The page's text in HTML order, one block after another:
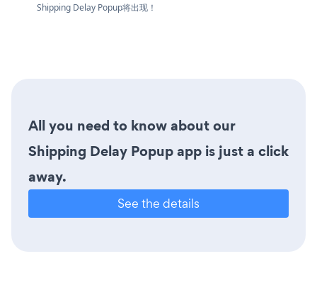
Shipping Delay Popup将出现！
All you need to know about our
Shipping Delay Popup app is just a click
away.
See the details